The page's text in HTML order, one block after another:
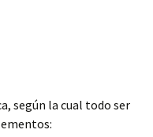
según la cual todo ser